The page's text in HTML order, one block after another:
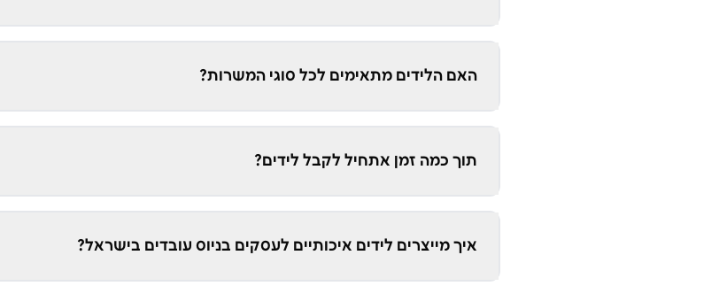
האם הלידים מתאימים לכל סוגי המשרות?
תוך כמה זמן אתחיל לקבל לידים?
איך מייצרים לידים איכותיים לעסקים בניוס עובדים בישראל?